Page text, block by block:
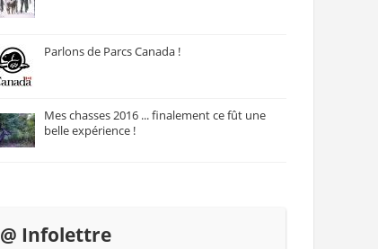
Parlons de Parcs Canada !
Mes chasses 2016 ... finalement ce fût une
belle expérience !
@ Infolettre